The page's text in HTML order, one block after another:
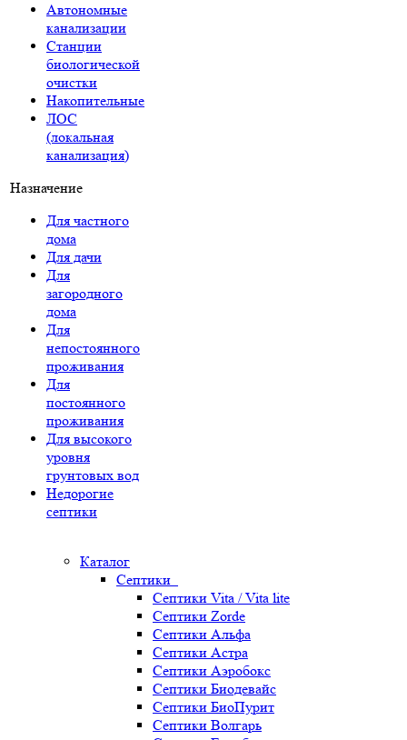
Автономные
канализации
Станции
биологической
очистки
Накопительные
ЛОС
(локальная
канализация)
Назначение
Для частного
дома
Для дачи
Для
загородного
дома
Для
непостоянного
проживания
Для
постоянного
проживания
Для высокого
уровня
грунтовых вод
Недорогие
септики
Каталог
Септики
Септики Vita / Vita lite
Септики Zorde
Септики Альфа
Септики Астра
Септики Аэробокс
Септики Биодевайс
Септики БиоПурит
Септики Волгарь